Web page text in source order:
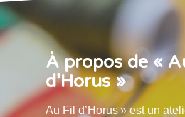
À propos de «
d’Horus »
Au Fil d’Horus » est un